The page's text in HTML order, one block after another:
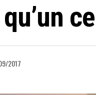
2017